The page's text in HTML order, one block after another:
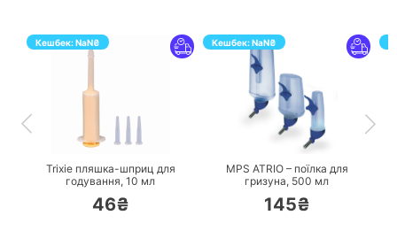
Кешбек:NaN₴
ПЕРЕЙТИ
Trixie пляшка-шприц для
годування, 10 мл
46₴
Кешбек:NaN₴
ПЕРЕЙТИ
MPS ATRIO – поїлка для
гризуна, 500 мл
145₴